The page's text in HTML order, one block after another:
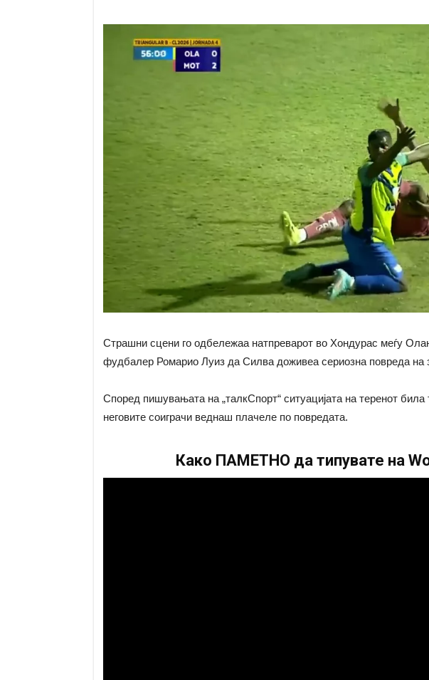
Страшни сцени го одбележаа натпреварот во Хондурас меѓу
фудбалер Ромарио Луиз да Силва доживеа сериозна повреда на
Според пишувањата на „талкСпорт“ ситуацијата на теренот
неговите соиграчи веднаш плачеле по повредата.
Како ПАМЕТНО да типувате на